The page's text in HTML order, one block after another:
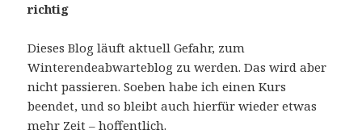
richtig
Dieses Blog läuft aktuell Gefahr, zum
Winterendeabwarteblog zu werden. Das wird aber
nicht passieren. Soeben habe ich einen Kurs
beendet, und so bleibt auch hierfür wieder etwas
mehr Zeit – hoffentlich.